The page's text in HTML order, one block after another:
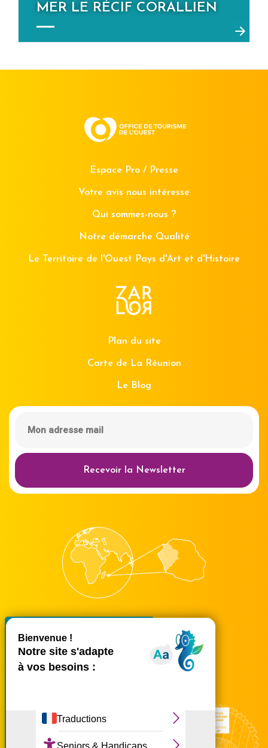
Tout accepter
Masquer le
MER LE RÉCIF CORALLIEN
Espace Pro / Presse
Votre avis nous intéresse
Qui sommes-nous ?
Notre démarche Qualité
Le Territoire de l'Ouest Pays d'Art et d'Histoire
Plan du site
Carte de La Réunion
Le Blog
Recevoir la Newsletter
accueil@ouest-lareunion.com
tél.02 62 42 31 31
Nous rencontrer